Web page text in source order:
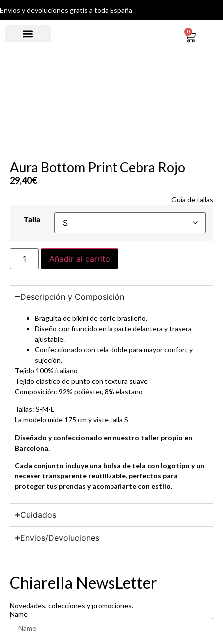
Envíos y devoluciones gratis a toda España
0
Aura Bottom Print Cebra Rojo
29,40€
Guía de tallas
Talla
Añadir al carrito
Descripción y Composición
Braguita de bikini de corte brasileño.
Diseño con fruncido en la parte delantera y trasera
ajustable.
Confeccionado con tela doble para mayor confort y
sujeción.
Tejido 100% italiano
Tejido elástico de punto con textura suave
Composición: 92% poliéster, 8% elastano
Tallas: S-M-L
La modelo mide 175 cm y viste talla S
Diseñado y confeccionado en nuestro taller propio en
Barcelona.
Cada conjunto incluye una bolsa de tela con logotipo y un
neceser transparente reutilizable, perfectos para
proteger tus prendas y acompañarte con estilo.
Cuidados
Envios/Devoluciones
Chiarella NewsLetter
Novedades, colecciones y promociones.
Name